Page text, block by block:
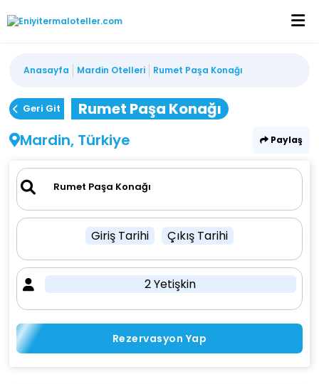
Anasayfa Mardin Otelleri Rumet Paşa Konağı
Geri Git
Rumet Paşa Konağı
Mardin, Türkiye
Paylaş
Giriş Tarihi Çıkış Tarihi
2 Yetişkin
Rezervasyon Yap